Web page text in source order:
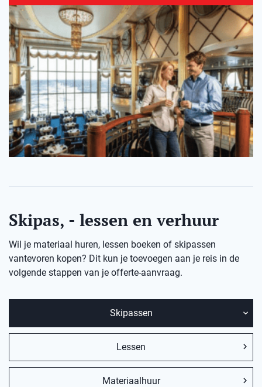
Skipas, - lessen en verhuur
Wil je materiaal huren, lessen boeken of skipassen
vantevoren kopen? Dit kun je toevoegen aan je reis in de
volgende stappen van je offerte-aanvraag.
Skipassen
Lessen
Materiaalhuur